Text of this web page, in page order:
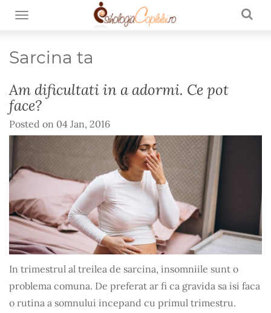
TOGGLE NAVIGATION
Sarcina ta
Am dificultati in a adormi. Ce pot
face?
Posted on 04 Jan, 2016
In trimestrul al treilea de sarcina, insomniile sunt o
problema comuna. De preferat ar fi ca gravida sa isi faca
o rutina a somnului incepand cu primul trimestru.